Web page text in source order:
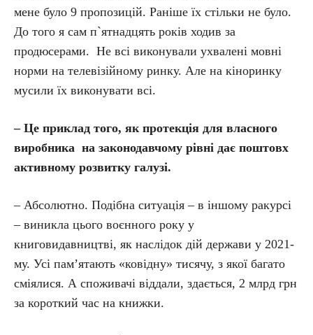
мене було 9 пропозицій. Раніше їх стільки не було.
До того я сам п`ятнадцять років ходив за
продюсерами. Не всі виконували ухвалені мовні
норми на телевізійному ринку. Але на кіноринку
мусили їх виконувати всі.
– Це приклад того, як протекція для власного
виробника на законодавчому рівні дає поштовх
активному розвитку галузі.
– Абсолютно. Подібна ситуація – в іншому ракурсі
– виникла цього воєнного року у
книговидавництві, як наслідок дій держави у 2021-
му. Усі пам’ятають «ковідну» тисячу, з якої багато
сміялися. А споживачі віддали, здається, 2 млрд грн
за короткий час на книжки.